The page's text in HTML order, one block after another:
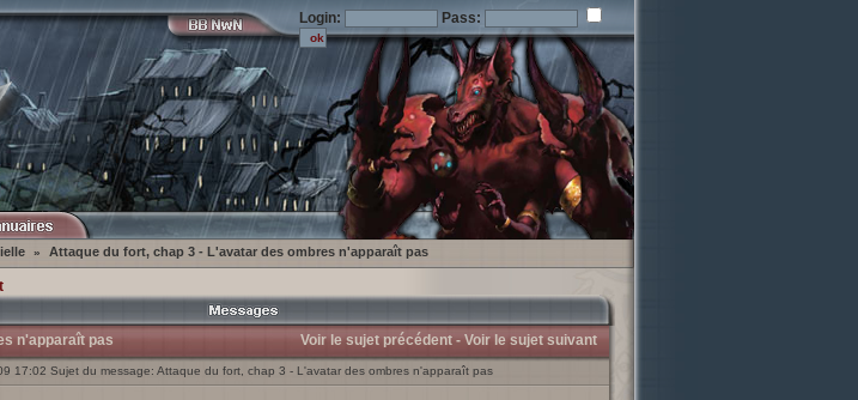
Login: Pass:
» Attaque du fort, chap 3 - L'avatar des ombres n'apparaît pas
n'apparaît pas Voir le sujet précédent - Voir le sujet suivant
17:02 Sujet du message: Attaque du fort, chap 3 - L'avatar des ombres n'apparaît pas